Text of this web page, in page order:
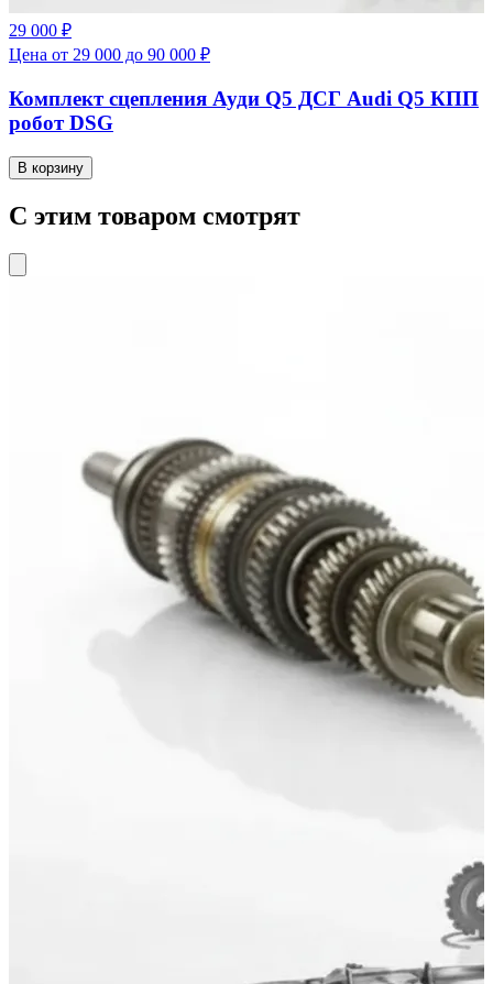
29 000 ₽
Цена от 29 000 до 90 000 ₽
Комплект сцепления Ауди Q5 ДСГ Audi Q5 КПП
робот DSG
В корзину
С этим товаром смотрят